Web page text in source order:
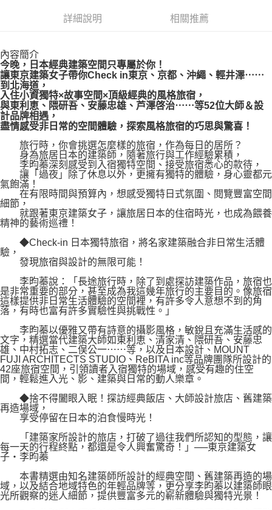
博客來商品配送方式
每筆NT$80，滿NT$1,000(含以上)免運費
詳細說明 相關推薦
內容簡介
今晚，日本經典建築空間只專屬於你！
讓東京建築女子帶你Check in東京、京都、沖繩、輕井澤⋯⋯
到北海道，
入住小資獨特×故事空間×頂級經典的風格旅宿，
與東利恵、隈研吾、安藤忠雄、芦澤啓治⋯⋯等52位大師＆設
計品牌相遇，
盡情感受非日常的空間體驗，探索風格旅宿的巧思與驚喜！
旅行時，你會挑選怎麼樣的旅宿，作為每日的居所？
身為旅居日本的建築師，隨著旅行與工作經驗累積，
李昀蓁深刻感受到入宿獨特空間、接受旅宿悉心的款待，
讓「過夜」除了休息以外，更擁有獨特的體驗，身心靈都元
氣飽滿！
在有限時間與預算內，想感受獨特日式氛圍、閱覽豐富空間
細節，
就跟著東京建築女子，讓旅居日本的住宿時光，也成為餵養
精神的藝術巡禮！
◆Check-in 日本獨特旅宿，將名家建築融合非日常生活體
驗，
發現旅宿與設計的無限可能！
李昀蓁說：「長途旅行時，除了到處探訪建築作品，旅宿也
是非常重要的部分，甚至成為我這幾年旅行的主要目的。像旅宿
這樣提供非日常生活體驗的空間裡，有許多令人意想不到的角
落，有時也富有許多實驗性與挑戰性。」
李昀蓁以優雅又帶有詩意的攝影風格，敏銳且充滿生活感的
文字，精選當代建築大師如東利恵、清家清、隈研吾、安藤忠
雄、中村拓志、二俣公一⋯⋯等，以及日本設計、MOUNT
FUJI ARCHITECTS STUDIO、ReBITA inc等品牌團隊所設計的
42座旅宿空間，引領讀者入宿獨特的場域，感受有趣的住空
間，輕鬆進入光、影、建築與日常的動人樂章。
◆捨不得闔眼入眠！探訪經典飯店、大師設計旅店、舊建築
再造場域，
享受停留在日本的泊食慢時光！
「建築家所設計的旅店，打破了過往我們所認知的型態，讓
每一天的行程終點，都還是令人興奮驚奇！」──東京建築女
子・李昀蓁
本書精選由知名建築師所設計的經典空間、舊建築再造的場
域，以及結合地域特色的年輕品牌等，更分享李昀蓁以建築師眼
光所觀察的迷人細節，提供豐富多元的嶄新體驗與獨特光景！